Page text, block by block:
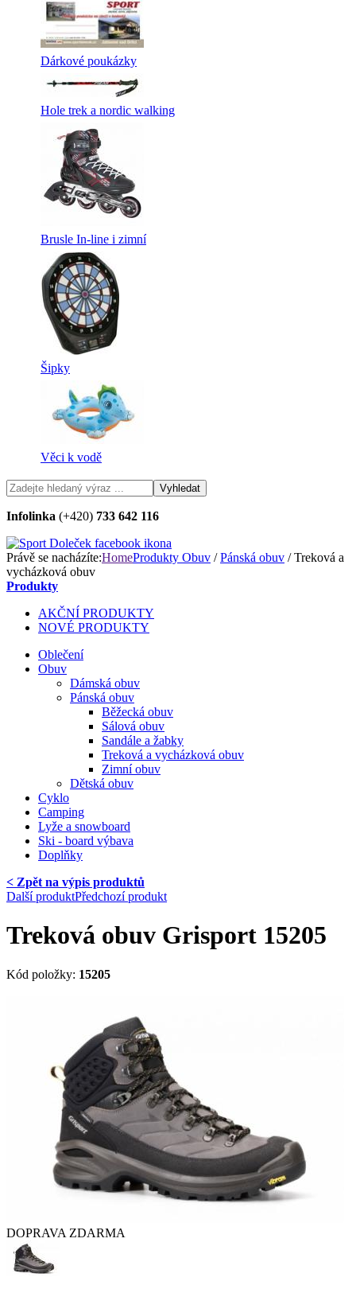
Dárkové poukázky
Hole trek a nordic walking
Brusle In-line i zimní
Šipky
Věci k vodě
Infolinka (+420) 733 642 116
Právě se nacházíte:HomeProdukty Obuv /Pánská obuv / Treková a
vycházková obuv
Produkty
AKČNÍ PRODUKTY
NOVÉ PRODUKTY
Oblečení
Obuv
Dámská obuv
Pánská obuv
Běžecká obuv
Sálová obuv
Sandále a žabky
Treková a vycházková obuv
Zimní obuv
Dětská obuv
Cyklo
Camping
Lyže a snowboard
Ski - board výbava
Doplňky
< Zpět na výpis produktů
Další produktPředchozí produkt
Treková obuv Grisport 15205
Kód položky: 15205
DOPRAVA ZDARMA